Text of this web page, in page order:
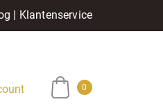
| Klantenservice
0